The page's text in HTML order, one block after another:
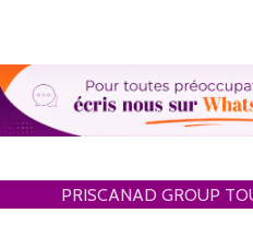
PRISCANAD GROUP